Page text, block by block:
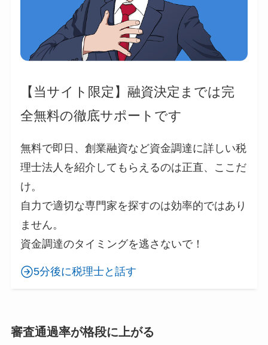
【当サイト限定】融資決定までは完
全無料の徹底サポートです
無料で即日、創業融資など資金調達に詳しい税
理士法人を紹介してもらえるのは正直、ここだ
け。
自力で適切な専門家を探すのは効率的ではあり
ません。
資金調達のタイミングを逃さないで！
5分後に税理士と話す
審査通過率が格段に上がる